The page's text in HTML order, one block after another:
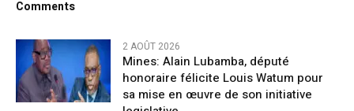
Comments
2 AOÛT 2026
Mines: Alain Lubamba, député
honoraire félicite Louis Watum pour
sa mise en œuvre de son initiative